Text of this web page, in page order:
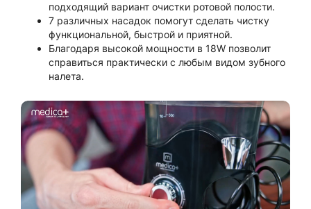
подходящий вариант очистки ротовой полости.
7 различных насадок помогут сделать чистку
функциональной, быстрой и приятной.
Благодаря высокой мощности в 18W позволит
справиться практически с любым видом зубного
налета.